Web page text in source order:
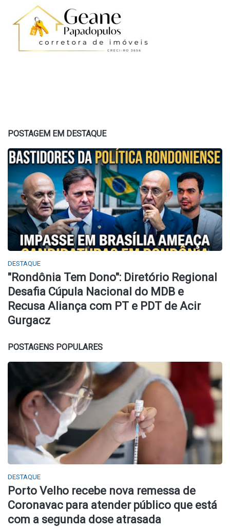
POSTAGEM EM DESTAQUE
DESTAQUE
​"Rondônia Tem Dono": Diretório Regional
Desafia Cúpula Nacional do MDB e
Recusa Aliança com PT e PDT de Acir
Gurgacz
POSTAGENS POPULARES
DESTAQUE
Porto Velho recebe nova remessa de
Coronavac para atender público que está
com a segunda dose atrasada